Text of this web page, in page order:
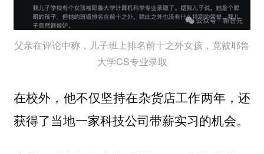
父亲在评论中称，儿子班上排名前十之外女孩，竟被耶鲁
大学CS专业录取
在校外，他不仅坚持在杂货店工作两年，还
获得了当地一家科技公司带薪实习的机会。